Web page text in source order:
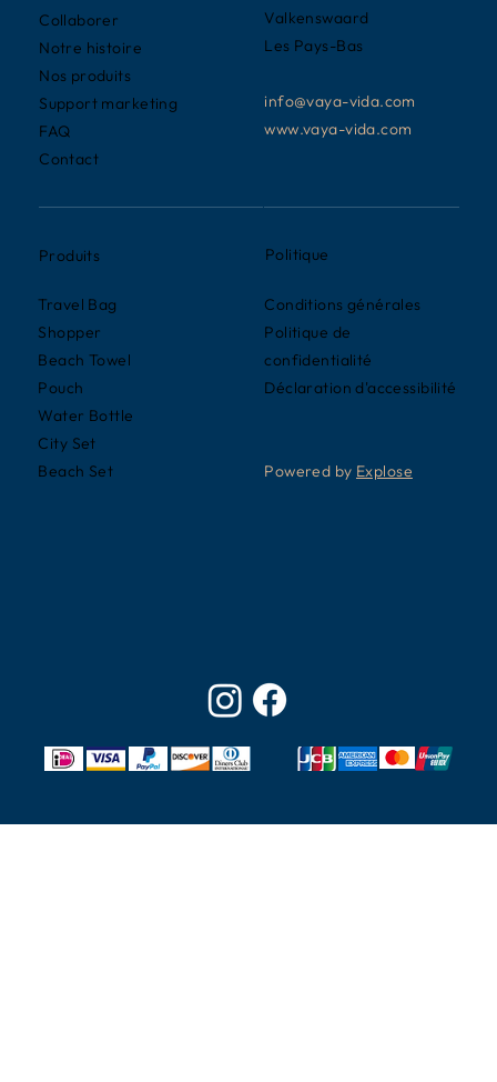
Valkenswaard
Les Pays-Bas
info@vaya-vida.com
www.vaya-vida.com
Collaborer
Notre histoire
Nos produits
Support marketing
FAQ
Contact
Produits
Travel Bag
Shopper
Beach Towel
Pouch
Water Bottle
City Set
Beach Set
Politique
Conditions générales
Politique de
confidentialité
Déclaration d'accessibilité
Powered by Explose